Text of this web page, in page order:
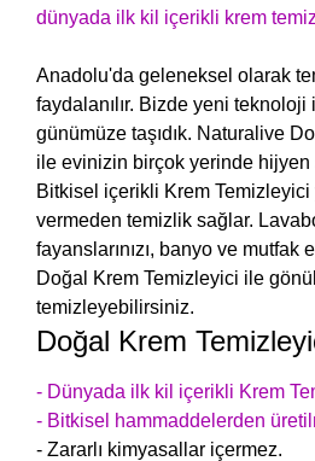
dünyada ilk kil içerikli krem
Anadolu'da geleneksel olarak
faydalanılır. Bizde yeni
günümüze taşıdık. Naturalive
ile evinizin birçok yerinde
Bitkisel içerikli Krem
vermeden temizlik sağlar.
fayanslarınızı, banyo ve mutfak
Doğal Krem Temizleyici ile gönül
temizleyebilirsiniz.
Doğal Krem
- Dünyada ilk kil içerikli Krem
- Bitkisel hammaddelerden
- Zararlı kimyasallar içermez.